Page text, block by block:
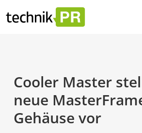
Cooler Master
neue
Gehäuse vor